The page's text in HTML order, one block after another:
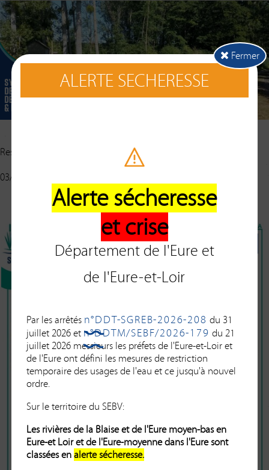
Restauration d'une frayère à brochets à Mézières-en-Drouais
03/11/2022
Afficher la version PDF
Fermer
ALERTE SECHERESSE
Alerte sécheresse
et crise
Département de l'Eure et
de l'Eure-et-Loir
Par les arrêtés n°DDT-SGREB-2026-208 du 31
juillet 2026 et n°DDTM/SEBF/2026-179 du 21
juillet 2026 messieurs les préfets de l'Eure-et-Loir et
de l'Eure ont défini les mesures de restriction
temporaire des usages de l'eau et ce jusqu'à nouvel
ordre.
Sur le territoire du SEBV:
Les rivières de la Blaise et de l'Eure moyen-bas en
Eure-et Loir et de l'Eure-moyenne dans l'Eure sont
classées enalerte sécheresse.